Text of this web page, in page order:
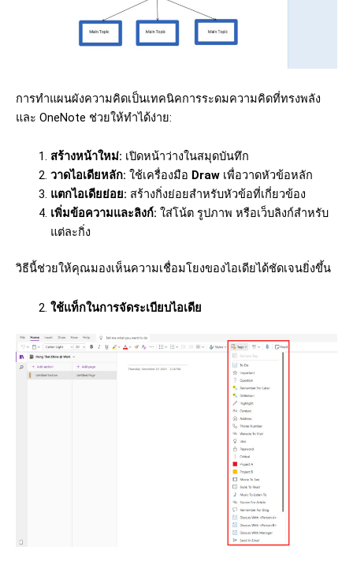
การทำแผนผังความคิดเป็นเทคนิคการระดมความคิดที่ทรงพลัง
และ OneNote ช่วยให้ทำได้ง่าย:
สร้างหน้าใหม่: เปิดหน้าว่างในสมุดบันทึก
วาดไอเดียหลัก: ใช้เครื่องมือ Drawเพื่อวาดหัวข้อหลัก
แตกไอเดียย่อย: สร้างกิ่งย่อยสำหรับหัวข้อที่เกี่ยวข้อง
เพิ่มข้อความและลิงก์: ใส่โน้ต รูปภาพ หรือเว็บลิงก์สำหรับ
แต่ละกิ่ง
วิธีนี้ช่วยให้คุณมองเห็นความเชื่อมโยงของไอเดียได้ชัดเจนยิ่งขึ้น
ใช้แท็กในการจัดระเบียบไอเดีย